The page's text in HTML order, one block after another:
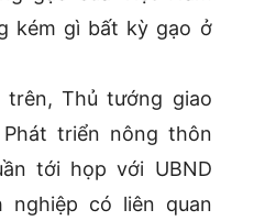
kém gì bất kỳ gạo ở
trên, Thủ tướng giao
triển nông thôn
tới họp với UBND
nghiệp có liên quan